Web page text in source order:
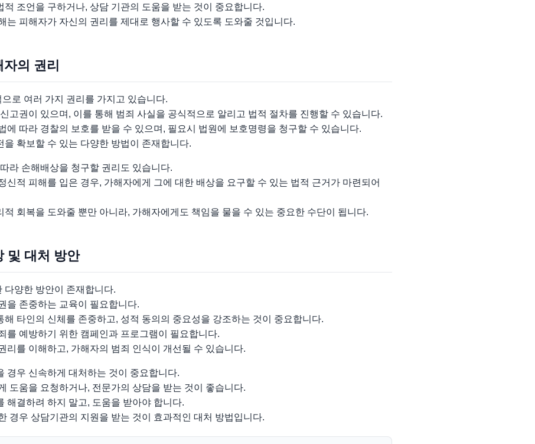
적 조언을 구하거나, 상담 기관의 도움을 받는 것이 중요합니다.
는 피해자가 자신의 권리를 제대로 행사할 수 있도록 도와줄 것입니다.
의 권리
로 여러 가지 권리를 가지고 있습니다.
고권이 있으며, 이를 통해 범죄 사실을 공식적으로 알리고 법적 절차를 진행할 수 있습니다.
에 따라 경찰의 보호를 받을 수 있으며, 필요시 법원에 보호명령을 청구할 수 있습니다.
을 확보할 수 있는 다양한 방법이 존재합니다.
라 손해배상을 청구할 권리도 있습니다.
신적 피해를 입은 경우, 가해자에게 그에 대한 배상을 요구할 수 있는 법적 근거가 마련되어
적 회복을 도와줄 뿐만 아니라, 가해자에게도 책임을 물을 수 있는 중요한 수단이 됩니다.
및 대처 방안
다양한 방안이 존재합니다.
을 존중하는 교육이 필요합니다.
해 타인의 신체를 존중하고, 성적 동의의 중요성을 강조하는 것이 중요합니다.
를 예방하기 위한 캠페인과 프로그램이 필요합니다.
리를 이해하고, 가해자의 범죄 인식이 개선될 수 있습니다.
경우 신속하게 대처하는 것이 중요합니다.
도움을 요청하거나, 전문가의 상담을 받는 것이 좋습니다.
해결하려 하지 말고, 도움을 받아야 합니다.
경우 상담기관의 지원을 받는 것이 효과적인 대처 방법입니다.